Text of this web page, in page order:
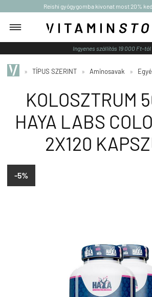
Reishi gyógygomba kivonat most 20%
Ingyenes szállítás 19 000 Ft-
» TÍPUS SZERINT » Aminosavak »
KOLOSZTRUM
HAYA LABS
2X120
-5%